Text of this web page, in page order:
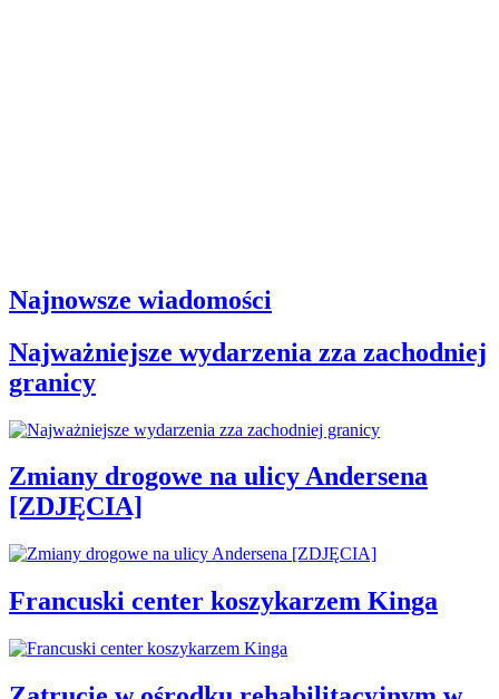
Najnowsze wiadomości
Najważniejsze wydarzenia zza zachodniej
granicy
Zmiany drogowe na ulicy Andersena
[ZDJĘCIA]
Francuski center koszykarzem Kinga